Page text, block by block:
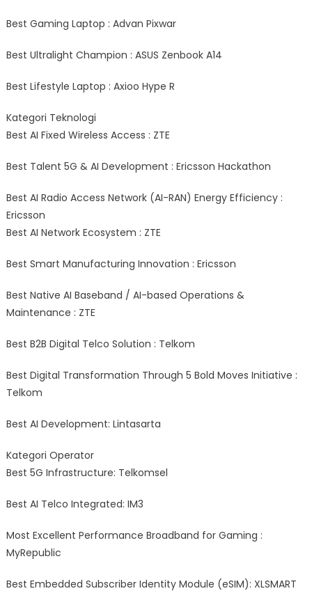
Best Gaming Laptop : Advan Pixwar
Best Ultralight Champion : ASUS Zenbook A14
Best Lifestyle Laptop : Axioo Hype R
Kategori Teknologi
Best AI Fixed Wireless Access : ZTE
Best Talent 5G & AI Development : Ericsson Hackathon
Best AI Radio Access Network (AI-RAN) Energy Efficiency :
Ericsson
Best AI Network Ecosystem : ZTE
Best Smart Manufacturing Innovation : Ericsson
Best Native AI Baseband / AI-based Operations &
Maintenance : ZTE
Best B2B Digital Telco Solution : Telkom
Best Digital Transformation Through 5 Bold Moves Initiative :
Telkom
Best AI Development: Lintasarta
Kategori Operator
Best 5G Infrastructure: Telkomsel
Best AI Telco Integrated: IM3
Most Excellent Performance Broadband for Gaming :
MyRepublic
Best Embedded Subscriber Identity Module (eSIM): XLSMART